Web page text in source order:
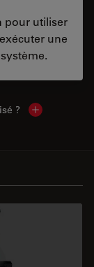
pour utiliser
une
? Show local